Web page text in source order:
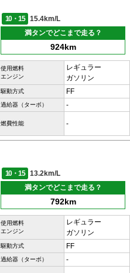
10・15
15.4km/L
満タンでどこまで走る？
924km
使用燃料
エンジン
レギュラー
ガソリン
駆動方式 FF
過給器（ターボ） -
燃費性能 -
10・15
13.2km/L
満タンでどこまで走る？
792km
使用燃料
エンジン
レギュラー
ガソリン
駆動方式 FF
過給器（ターボ） -